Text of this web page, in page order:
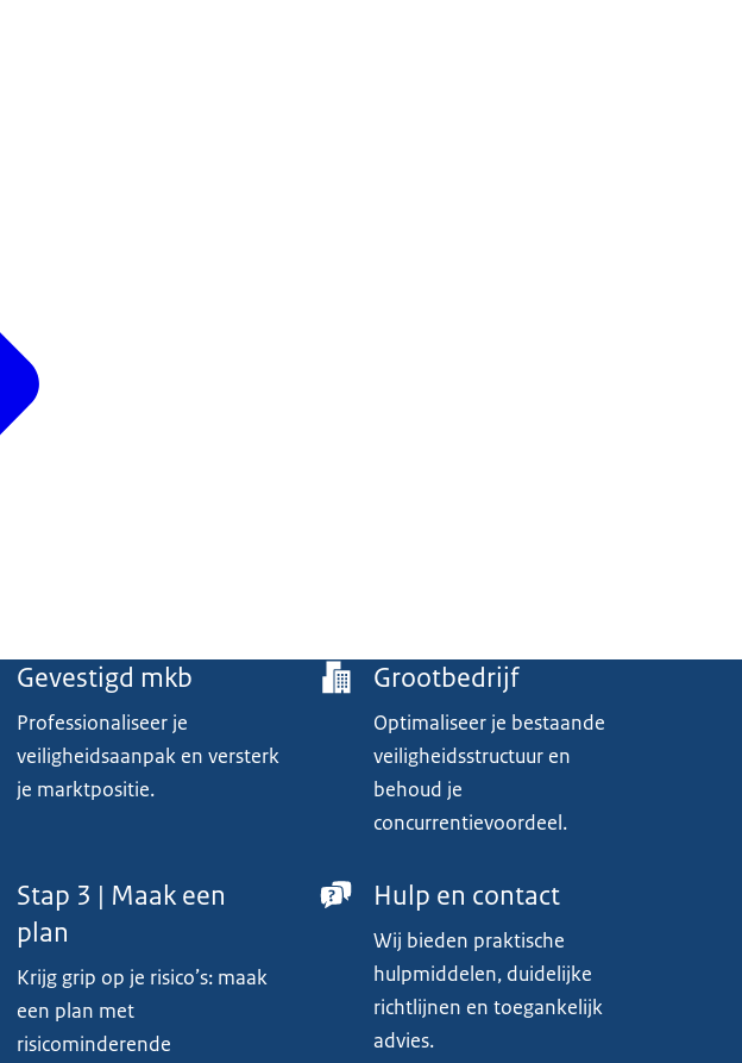
Gevestigd mkb
Professionaliseer je
veiligheidsaanpak en versterk
je marktpositie.
Grootbedrijf
Optimaliseer je bestaande
veiligheidsstructuur en
behoud je
concurrentievoordeel.
Stap 3 | Maak een
plan
Krijg grip op je risico’s: maak
een plan met
risicominderende
Hulp en contact
Wij bieden praktische
hulpmiddelen, duidelijke
richtlijnen en toegankelijk
advies.